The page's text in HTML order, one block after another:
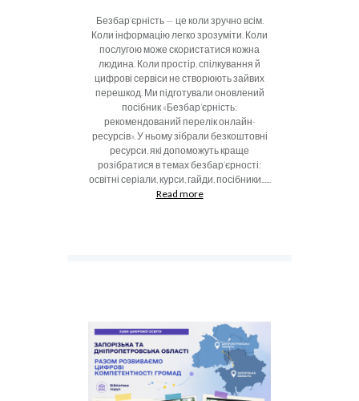
Безбар’єрність — це коли зручно всім.
Коли інформацію легко зрозуміти. Коли
послугою може скористатися кожна
людина. Коли простір, спілкування й
цифрові сервіси не створюють зайвих
перешкод. Ми підготували оновлений
посібник «Безбар’єрність:
рекомендований перелік онлайн-
ресурсів». У ньому зібрали безкоштовні
ресурси, які допоможуть краще
розібратися в темах безбар’єрності:
освітні серіали, курси, гайди, посібники......
Read more